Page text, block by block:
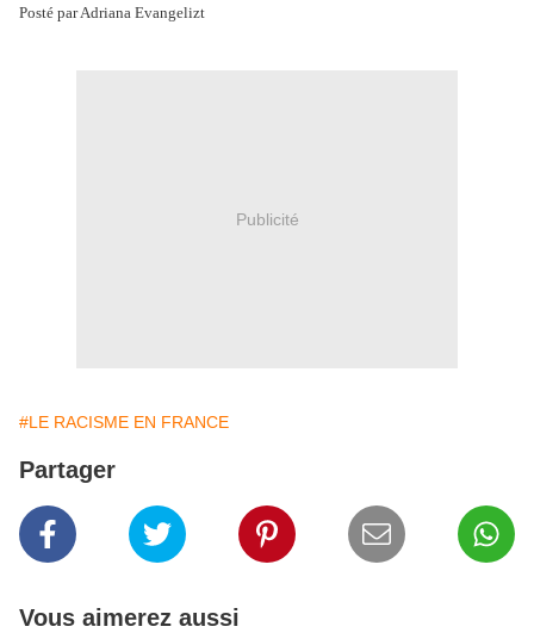
Posté par Adriana Evangelizt
Publicité
#LE RACISME EN FRANCE
Partager
Vous aimerez aussi